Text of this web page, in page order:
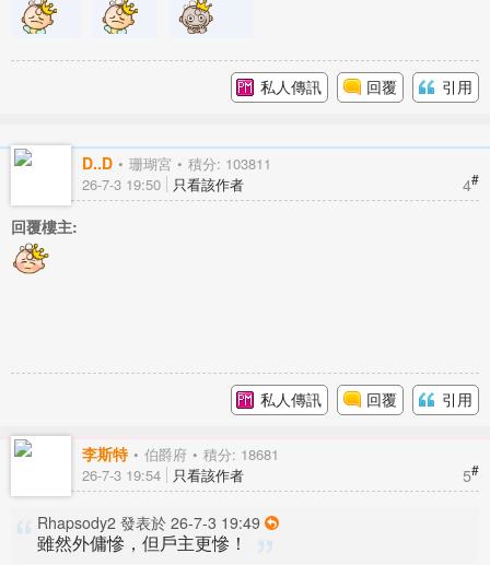
私人傳訊 回覆 引用
D..D 珊瑚宮 積分: 103811
4#
26-7-3 19:50 只看該作者
回覆樓主:
私人傳訊 回覆 引用
李斯特 伯爵府 積分: 18681
5#
26-7-3 19:54 只看該作者
Rhapsody2 發表於 26-7-3 19:49
雖然外傭慘，但戶主更慘！